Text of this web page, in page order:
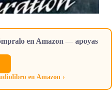
en Amazon — apoyas
en Amazon ›